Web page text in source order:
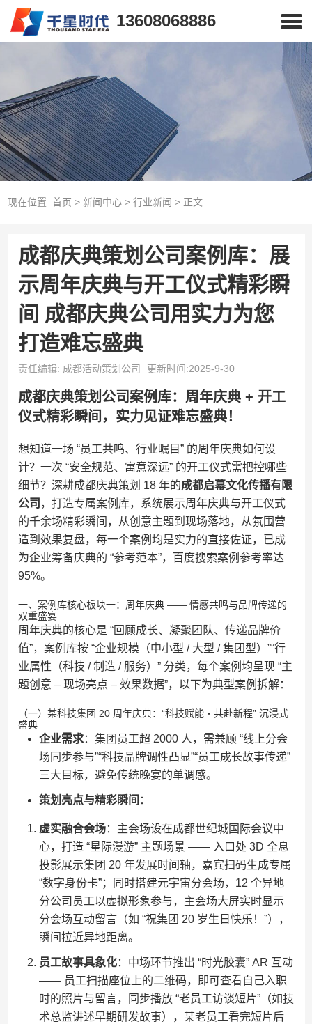
13608068886
现在位置: 首页 > 新闻中心> 行业新闻 > 正文
成都庆典策划公司案例库：展
示周年庆典与开工仪式精彩瞬
间 成都庆典公司用实力为您
打造难忘盛典
责任编辑: 成都活动策划公司 更新时间:2025-9-30
成都庆典策划公司案例库：周年庆典 + 开工
仪式精彩瞬间，实力见证难忘盛典！
想知道一场 “员工共鸣、行业瞩目” 的周年庆典如何设
计？一次 “安全规范、寓意深远” 的开工仪式需把控哪些
细节？深耕成都庆典策划 18 年的成都启幕文化传播有限
公司 ，打造专属案例库，系统展示周年庆典与开工仪式
的千余场精彩瞬间，从创意主题到现场落地，从氛围营
造到效果复盘，每一个案例均是实力的直接佐证，已成
为企业筹备庆典的 “参考范本”，百度搜索案例参考率达
95%。
一、案例库核心板块一：周年庆典 —— 情感共鸣与品牌传递的
双重盛宴
周年庆典的核心是 “回顾成长、凝聚团队、传递品牌价
值”，案例库按 “企业规模（中小型 / 大型 / 集团型）”“行
业属性（科技 / 制造 / 服务）” 分类，每个案例均呈现 “主
题创意 – 现场亮点 – 效果数据”，以下为典型案例拆解：
（一）某科技集团 20 周年庆典：“科技赋能・共赴新程” 沉浸式
盛典
企业需求：集团员工超 2000 人，需兼顾 “线上分会
场同步参与”“科技品牌调性凸显”“员工成长故事传递”
三大目标，避免传统晚宴的单调感。
策划亮点与精彩瞬间 ：
虚实融合会场：主会场设在成都世纪城国际会议中
心，打造 “星际漫游” 主题场景 —— 入口处 3D 全息
投影展示集团 20 年发展时间轴，嘉宾扫码生成专属
“数字身份卡”；同时搭建元宇宙分会场，12 个异地
分公司员工以虚拟形象参与，主会场大屏实时显示
分会场互动留言（如 “祝集团 20 岁生日快乐！”），
瞬间拉近异地距离。
员工故事具象化：中场环节推出 “时光胶囊” AR 互动
—— 员工扫描座位上的二维码，即可查看自己入职
时的照片与留言，同步播放 “老员工访谈短片”（如技
术总监讲述早期研发故事），某老员工看完短片后